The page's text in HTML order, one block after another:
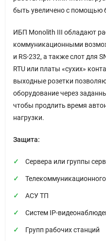
быть увеличено с помощью
ИБП Monolith III обладают
коммуникационными
и RS-232, а также слот для
RTU или платы «сухих»
выходные розетки
оборудование через
чтобы продлить время
нагрузки.
Защита:
Сервера или группы
АСУ ТП
Систем IP-
Групп рабочих станций